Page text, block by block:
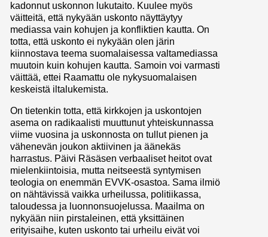
kadonnut uskonnon lukutaito. Kuulee myös
väitteitä, että nykyään uskonto näyttäytyy
mediassa vain kohujen ja konfliktien kautta. On
totta, että uskonto ei nykyään olen järin
kiinnostava teema suomalaisessa valtamediassa
muutoin kuin kohujen kautta. Samoin voi varmasti
väittää, ettei Raamattu ole nykysuomalaisen
keskeistä iltalukemista.
On tietenkin totta, että kirkkojen ja uskontojen
asema on radikaalisti muuttunut yhteiskunnassa
viime vuosina ja uskonnosta on tullut pienen ja
vähenevän joukon aktiivinen ja äänekäs
harrastus. Päivi Räsäsen verbaaliset heitot ovat
mielenkiintoisia, mutta neitseestä syntymisen
teologia on enemmän EVVK-osastoa. Sama ilmiö
on nähtävissä vaikka urheilussa, politiikassa,
taloudessa ja luonnonsuojelussa. Maailma on
nykyään niin pirstaleinen, että yksittäinen
erityisaihe, kuten uskonto tai urheilu eivät voi